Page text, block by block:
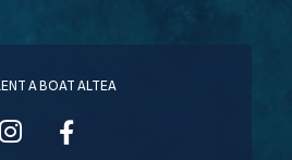
A BOAT ALTEA